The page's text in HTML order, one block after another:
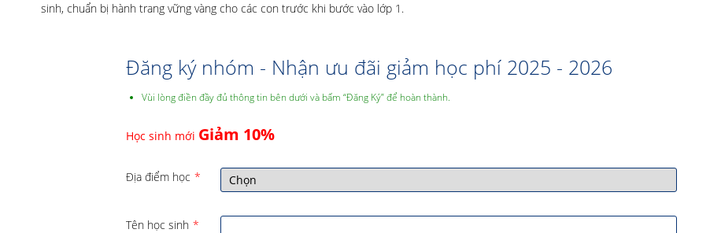
sinh, chuẩn bị hành trang vững vàng cho các con trước khi bước vào lớp 1.
Đăng ký nhóm - Nhận ưu đãi giảm học phí 2025 - 2026
Vùi lòng điền đầy đủ thông tin bên dưới và bấm “Đăng Ký” để hoàn thành.
Học sinh mới Giảm 10%
Địa điểm học *
Tên học sinh *